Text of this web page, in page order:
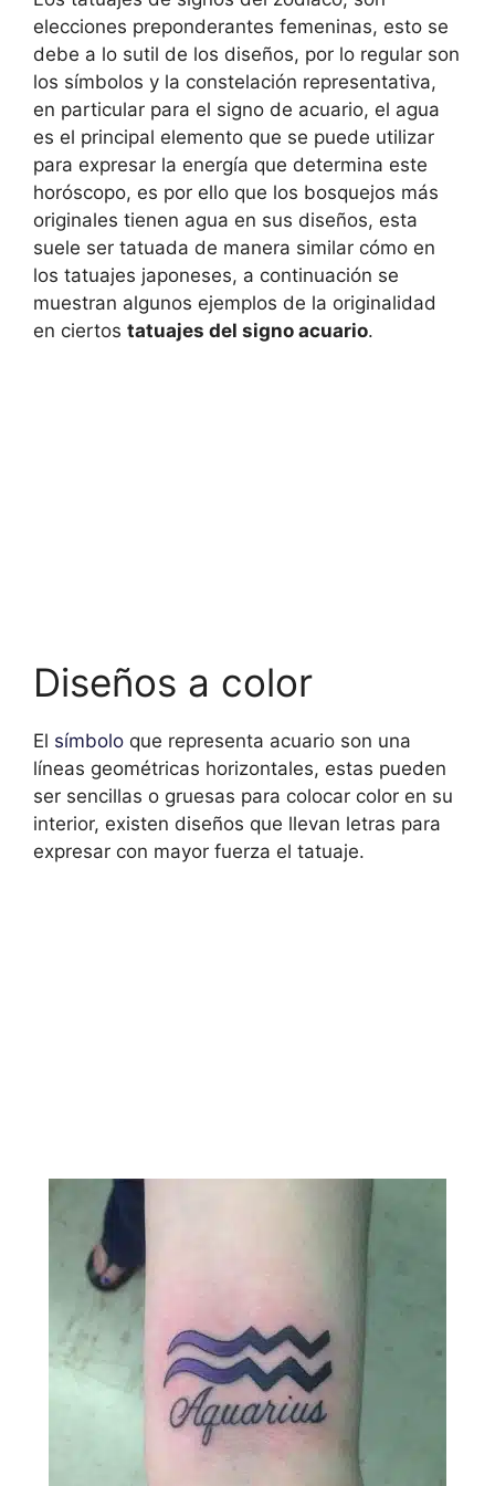
elecciones preponderantes femeninas, esto se
debe a lo sutil de los diseños, por lo regular son
los símbolos y la constelación representativa,
en particular para el signo de acuario, el agua
es el principal elemento que se puede utilizar
para expresar la energía que determina este
horóscopo, es por ello que los bosquejos más
originales tienen agua en sus diseños, esta
suele ser tatuada de manera similar cómo en
los tatuajes japoneses, a continuación se
muestran algunos ejemplos de la originalidad
en ciertos tatuajes del signo acuario.
Diseños a color
El símbolo que representa acuario son una
líneas geométricas horizontales, estas pueden
ser sencillas o gruesas para colocar color en su
interior, existen diseños que llevan letras para
expresar con mayor fuerza el tatuaje.